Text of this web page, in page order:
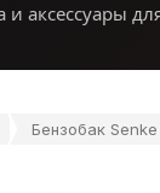
аксессуары
Бензобак Senke